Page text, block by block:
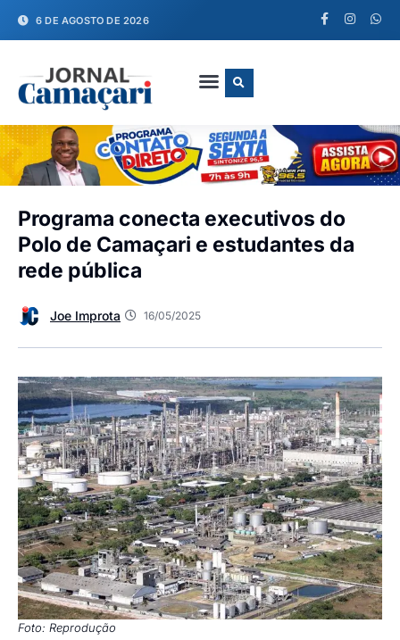
6 DE AGOSTO DE 2026
Programa conecta executivos do
Polo de Camaçari e estudantes da
rede pública
Joe Improta 16/05/2025
Foto: Reprodução